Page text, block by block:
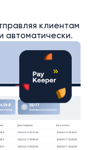
клиентам
автоматически.